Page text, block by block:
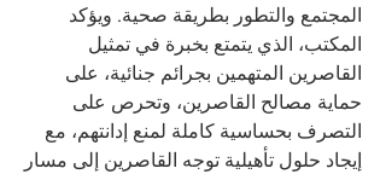
المجتمع والتطور بطريقة صحية. ويؤكد
المكتب، الذي يتمتع بخبرة في تمثيل
القاصرين المتهمين بجرائم جنائية، على
حماية مصالح القاصرين، وتحرص على
التصرف بحساسية كاملة لمنع إدانتهم، مع
إيجاد حلول تأهيلية توجه القاصرين إلى مسار